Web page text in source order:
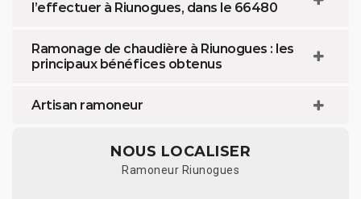
l’effectuer à Riunogues, dans le 66480
Ramonage de chaudière à Riunogues : les
principaux bénéfices obtenus
Artisan ramoneur
NOUS LOCALISER
Ramoneur Riunogues